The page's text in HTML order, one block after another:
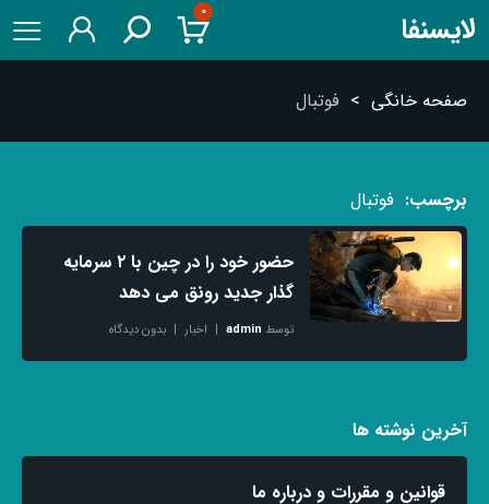
لایسنفا ۰
صفحه خانگی > فوتبال
برچسب: فوتبال
حضور خود را در چین با ۲ سرمایه
گذار جدید رونق می دهد
توسط admin اخبار بدون دیدگاه
آخرین نوشته ها
قوانین و مقررات و درباره ما